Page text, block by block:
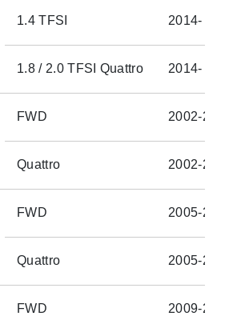
1.4 TFSI 2014-
1.8 / 2.0 TFSI Quattro 2014-
FWD 2002-2005
Quattro 2002-2005
FWD 2005-2008
Quattro 2005-2008
FWD 2009-2012